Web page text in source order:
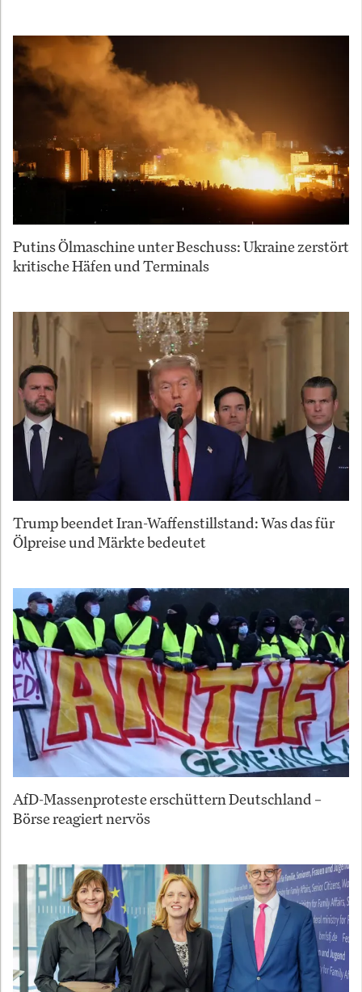
Putins Ölmaschine unter Beschuss: Ukraine zerstört
kritische Häfen und Terminals
Trump beendet Iran-Waffenstillstand: Was das für
Ölpreise und Märkte bedeutet
AfD-Massenproteste erschüttern Deutschland –
Börse reagiert nervös